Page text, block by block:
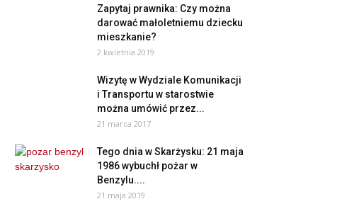
Zapytaj prawnika: Czy można
darować małoletniemu dziecku
mieszkanie?
2 kwietnia 2019
Wizytę w Wydziale Komunikacji
i Transportu w starostwie
można umówić przez...
21 marca 2017
Tego dnia w Skarżysku: 21 maja
1986 wybuchł pożar w
Benzylu....
21 maja 2019